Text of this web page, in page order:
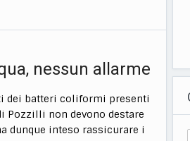
nessun allarme
dei batteri coliformi presenti
Pozzilli non devono destare
dunque inteso rassicurare i